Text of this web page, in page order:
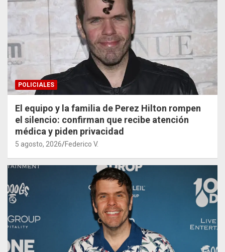
POLICIALES
El equipo y la familia de Perez Hilton rompen
el silencio: confirman que recibe atención
médica y piden privacidad
5 agosto, 2026 Federico V.